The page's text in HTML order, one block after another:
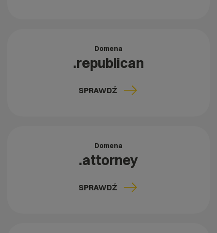
Domena
.republican
SPRAWDŹ
Domena
.attorney
SPRAWDŹ